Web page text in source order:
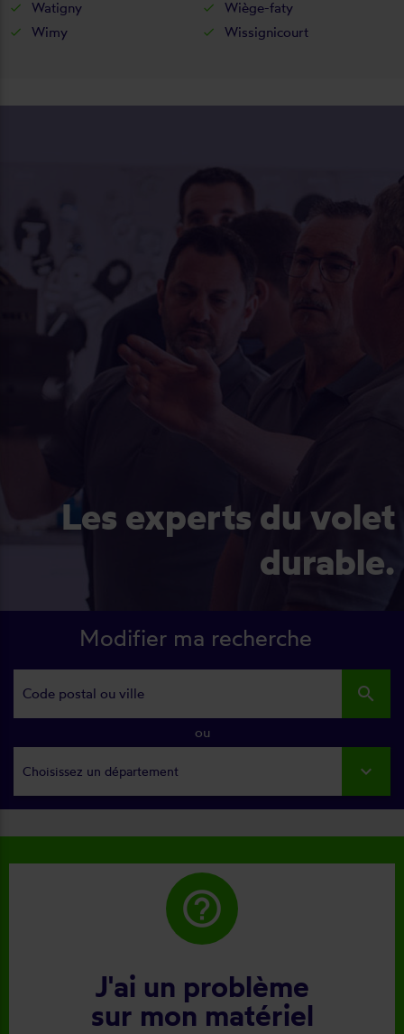
Watigny
Wiège-faty
Wimy
Wissignicourt
Les experts du volet
durable.
Modifier ma recherche
search
ou
Choisissez un département
help_outline
J'ai un problème
sur mon matériel